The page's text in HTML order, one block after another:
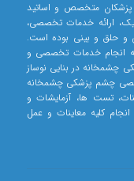
توسط جمعی از پزشکان متخصص و اساتید
ارائه خدمات تخصصی،
حلق و بینی بوده است.
به انجام خدمات تخصصی و
در بنایی نوساز
مرکز تخصصی چشم پزشکی چشمخانه
تست ها، آزمایشات و
کلیه معاینات و عمل